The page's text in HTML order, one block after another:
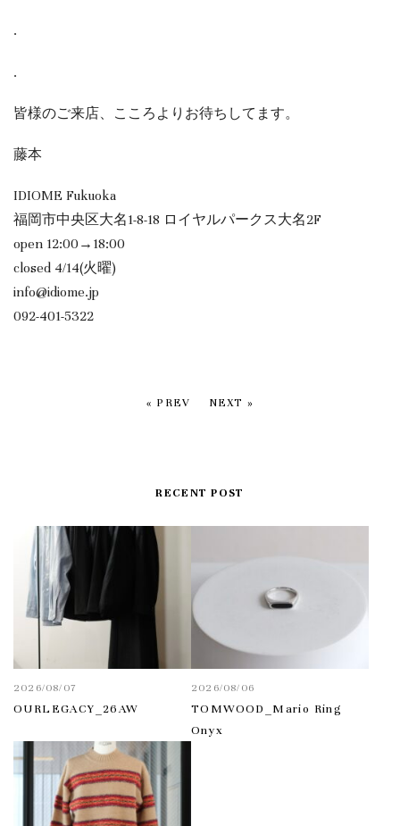
.
.
皆様のご来店、こころよりお待ちしてます。
藤本
IDIOME Fukuoka
福岡市中央区大名1-8-18 ロイヤルパークス大名2F
open 12:00→18:00
closed 4/14(火曜)
info@idiome.jp
092-401-5322
« PREV NEXT »
RECENT POST
2026/08/07
OURLEGACY_26AW
2026/08/06
TOMWOOD_Mario Ring
Onyx